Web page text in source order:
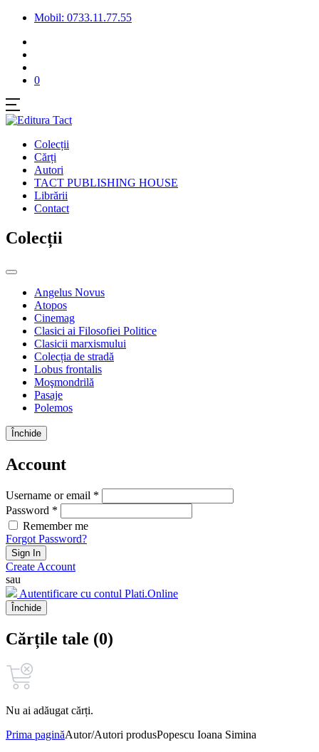
Mobil: 0733.11.77.55
0
Colecții
Cărți
Autori
TACT PUBLISHING HOUSE
Librării
Contact
Colecții
Angelus Novus
Atopos
Cinemag
Clasici ai Filosofiei Politice
Clasicii marxismului
Colecția de stradă
Lobus frontalis
Moşmondrilă
Pasaje
Polemos
Închide
Account
Username or email *
Password *
Remember me
Forgot Password?
Sign In
Create Account
sau
Autentificare cu contul Plati.Online
Închide
Cărțile tale (0)
Nu ai adăugat cărți.
Prima paginăAutor/Autori produsPopescu Ioana Simina